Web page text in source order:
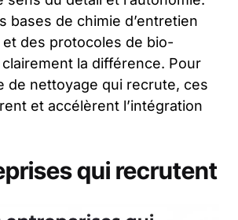
bases de chimie d’entretien
et des protocoles de bio-
la différence. Pour
de nettoyage qui recrute, ces
et accélèrent l’intégration
qui recrutent